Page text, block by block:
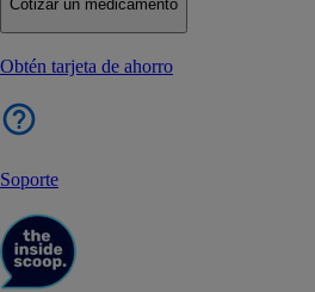
Cotizar un medicamento
Obtén tarjeta de ahorro
Soporte